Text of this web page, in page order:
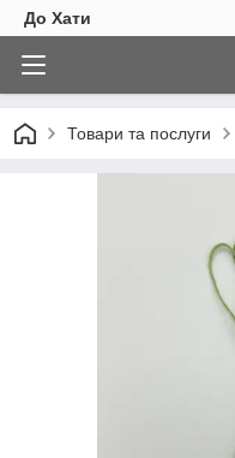
До Хати
Товари та послуги